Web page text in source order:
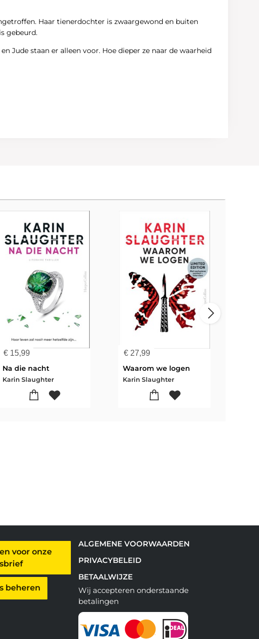
Haar tienerdochter is zwaargewond en buiten
gebeurd.
Jude staan er alleen voor. Hoe dieper ze naar de waarheid
€15,99
Na die nacht
Karin Slaughter
€ 27,99
Waarom we logen
Karin Slaughter
voor onze
beheren
ALGEMENE VOORWAARDEN
PRIVACYBELEID
BETAALWIJZE
Wij accepteren onderstaande
betalingen